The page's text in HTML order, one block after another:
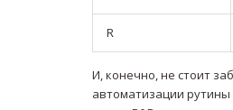
R
И, конечно, не стоит
автоматизации рутины